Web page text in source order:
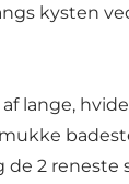
kysten
lange,
de 2 reneste